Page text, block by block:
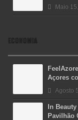
Maio
ECONOMIA
Açores
Agosto
In
Pavilhão